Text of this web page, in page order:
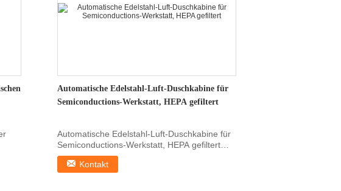
Automatische Edelstahl-Luft-Duschkabine für
Semiconductions-Werkstatt, HEPA gefiltert
Automatische Edelstahl-Luft-Duschkabine für
Semiconductions-Werkstatt, HEPA gefiltert
Schnell Detail...
Kontakt